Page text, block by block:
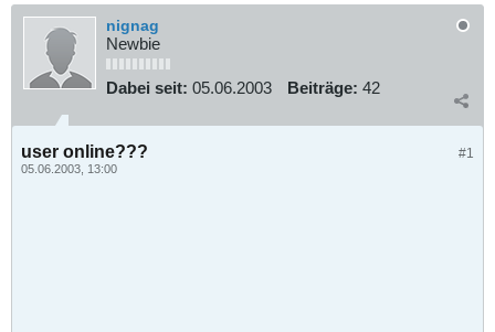
nignag
Newbie
Dabei seit: 05.06.2003 Beiträge: 42
#1
user online???
05.06.2003, 13:00